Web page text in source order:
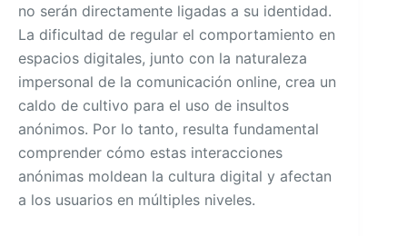
no serán directamente ligadas a su identidad.
La dificultad de regular el comportamiento en
espacios digitales, junto con la naturaleza
impersonal de la comunicación online, crea un
caldo de cultivo para el uso de insultos
anónimos. Por lo tanto, resulta fundamental
comprender cómo estas interacciones
anónimas moldean la cultura digital y afectan
a los usuarios en múltiples niveles.